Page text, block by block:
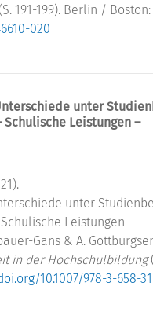
191-199). Berlin /
020
unter
Leistungen –
unter
Leistungen –
Gans & A.
in der Hochschulbildung
10.1007/978-3-658-